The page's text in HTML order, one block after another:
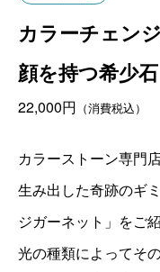
カラーチェン
顔を持つ希少石
22,000円 （消費税込）
カラーストーン専門
生み出した奇跡のギ
ジガーネット」をご
光の種類によってそ